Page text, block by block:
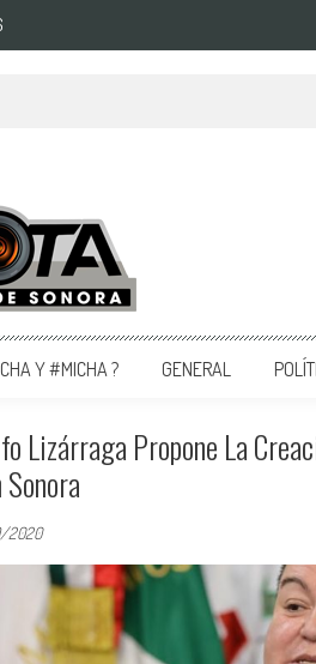
De Sonora
Y #MICHA ? GENERAL
Lizárraga Propone La
2020